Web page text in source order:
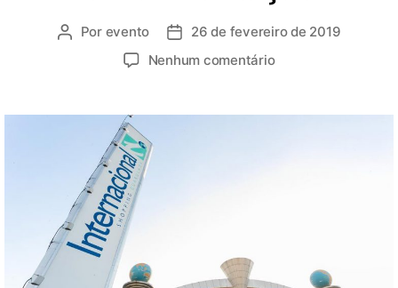
Por evento
26 de fevereiro de 2019
Nenhum comentário